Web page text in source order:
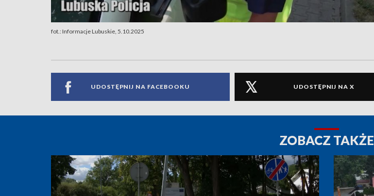
fot.: Informacje Lubuskie, 5.10.2025
UDOSTĘPNIJ NA FACEBOOKU UDOSTĘPNIJ NA X
ZOBACZ TAKŻE